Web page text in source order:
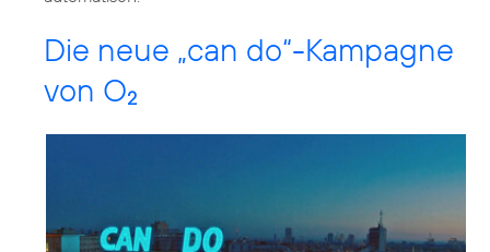
Die neue „can do“-Kampagne
von O2